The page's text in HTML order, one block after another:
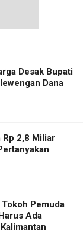
Desak Bupati
Dana
Rp 2,8 Miliar
Pemuda
Ada